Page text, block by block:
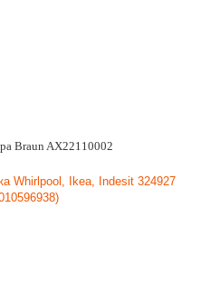
Braun AX22110002